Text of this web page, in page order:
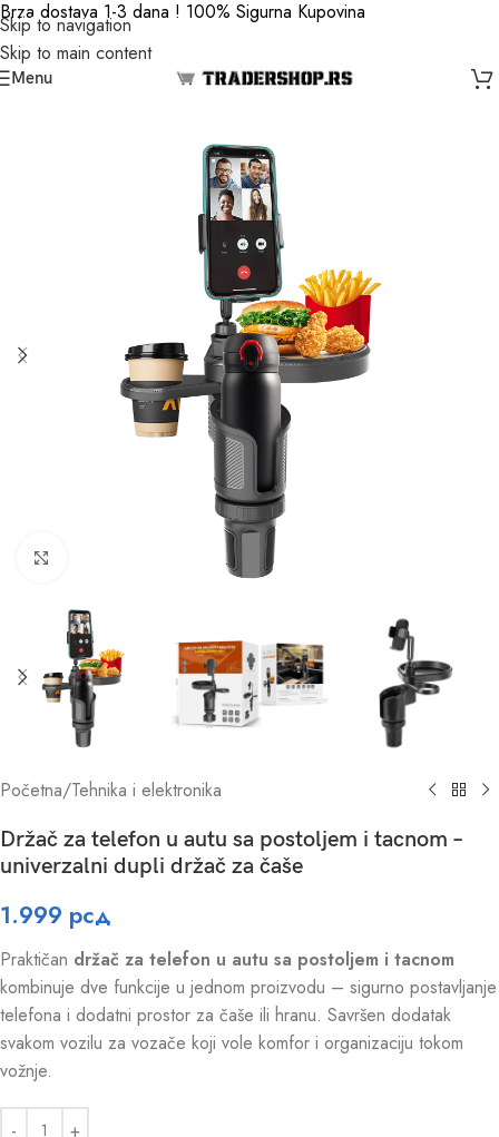
Skip to navigation
Skip to main content
Brza dostava 1-3 dana ! 100% Sigurna Kupovina
Menu
Početna/Tehnika i elektronika
Držač za telefon u autu sa postoljem i tacnom –
univerzalni dupli držač za čaše
1.999 рсд
Praktičan držač za telefon u autu sa postoljem i tacnom
kombinuje dve funkcije u jednom proizvodu – sigurno postavljanje
telefona i dodatni prostor za čaše ili hranu. Savršen dodatak
svakom vozilu za vozače koji vole komfor i organizaciju tokom
vožnje.